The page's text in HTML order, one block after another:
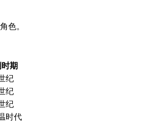
色。
期
纪
纪
纪
时代